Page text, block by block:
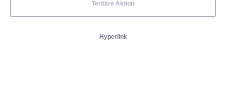
Tertiäre Aktion
Hyperlink